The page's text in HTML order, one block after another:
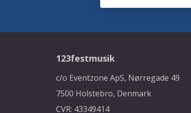
123festmusik
c/o Eventzone ApS, Nørregade 49
7500 Holstebro, Denmark
CVR: 43349414